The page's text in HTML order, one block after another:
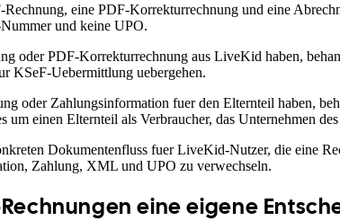
eine PDF-Korrekturrechnung und eine
und keine UPO.
oder PDF-Korrekturrechnung aus LiveKid haben,
KSeF-Uebermittlung uebergehen.
oder Zahlungsinformation fuer den Elternteil haben,
um einen Elternteil als Verbraucher, das Unternehmen
Dokumentenfluss fuer LiveKid-Nutzer, die eine
Zahlung, XML und UPO zu verwechseln.
eine eigene